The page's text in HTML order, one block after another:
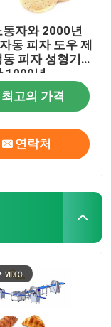
동자와 2000년
동 피자 도우 제
피자 성형기
1000년
최고의 가격
연락처